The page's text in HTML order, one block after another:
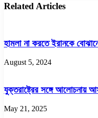
Related Articles
হামলা না করতে ইরানকে
August 5, 2024
যুক্তরাষ্ট্রের সঙ্গে আলোচনায়
May 21, 2025